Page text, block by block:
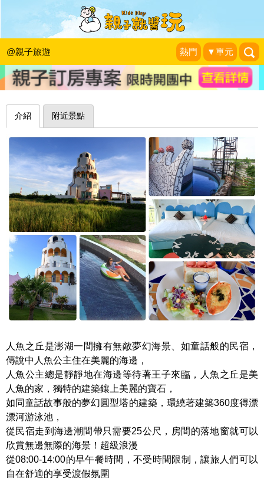
@親子旅遊 熱門 ▼單元
入住美人魚的城堡，擁抱無敵夢幻海景
～澎湖人魚之丘渡假旅店
洛基小聿媽|2016-09-01
介紹 附近景點
人魚之丘是澎湖一間擁有無敵夢幻海景、如童話般的民宿，
傳說中人魚公主住在美麗的海邊，
人魚公主總是靜靜地在海邊等待著王子來臨，人魚之丘是美
人魚的家，獨特的建築鑲上美麗的寶石，
如同童話故事般的夢幻圓型塔的建築，環繞著建築360度得漂
漂河游泳池，
從民宿走到海邊潮間帶只需要25公尺，房間的落地窗就可以
欣賞無邊無際的海景！超級浪漫
從08:00-14:00的早午餐時間，不受時間限制，讓旅人們可以
自在舒適的享受渡假氛圍